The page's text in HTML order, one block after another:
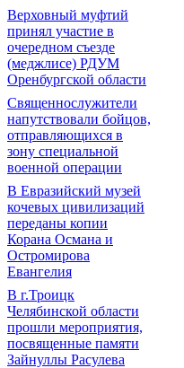
Верховный муфтий
принял участие в
очередном съезде
(меджлисе) РДУМ
Оренбургской области
Священнослужители
напутствовали бойцов,
отправляющихся в
зону специальной
военной операции
В Евразийский музей
кочевых цивилизаций
переданы копии
Корана Османа и
Остромирова
Евангелия
В г.Троицк
Челябинской области
прошли мероприятия,
посвященные памяти
Зайнуллы Расулева